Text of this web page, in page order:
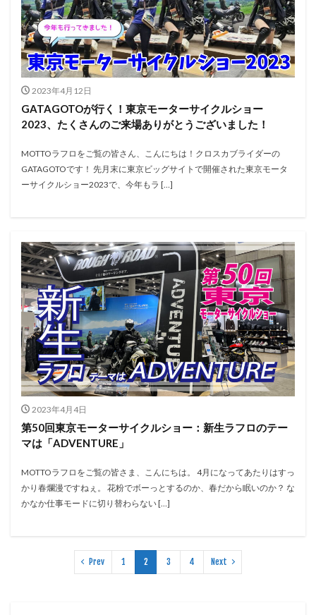
2023年4月12日
GATAGOTOが行く！東京モーターサイクルショー
2023、たくさんのご来場ありがとうございました！
MOTTOラフロをご覧の皆さん、こんにちは！クロスカブライダーの
GATAGOTOです！ 先月末に東京ビッグサイトで開催された東京モータ
ーサイクルショー2023で、今年もラ […]
2023年4月4日
第50回東京モーターサイクルショー：新生ラフロのテー
マは「ADVENTURE」
MOTTOラフロをご覧の皆さま、こんにちは。 4月になってあたりはすっ
かり春爛漫ですねぇ。 花粉でボーっとするのか、春だから眠いのか？ な
かなか仕事モードに切り替わらない […]
Prev 1 2 3 4 Next